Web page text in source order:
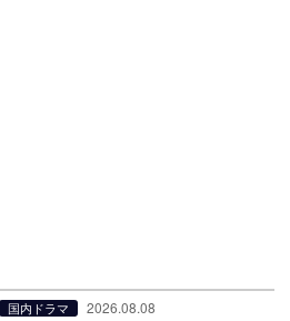
国内ドラマ 2026.08.08